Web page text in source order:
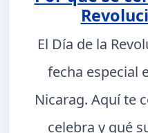
El Día de la
fecha especial
Nicarag. Aquí te
celebra y qué